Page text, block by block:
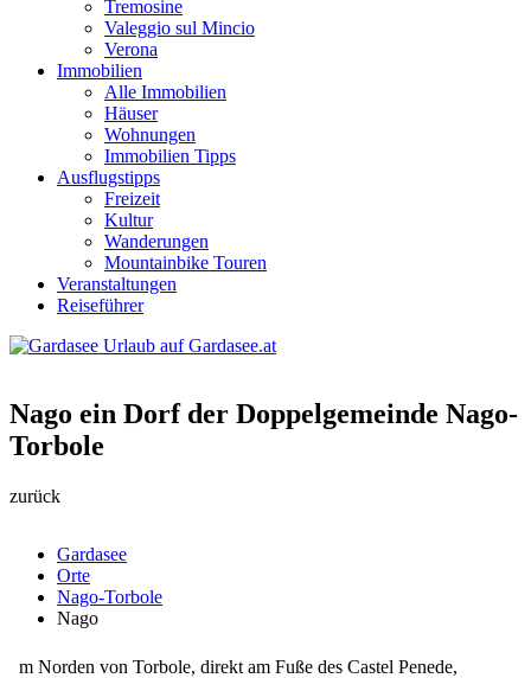
Tremosine
Valeggio sul Mincio
Verona
Immobilien
Alle Immobilien
Häuser
Wohnungen
Immobilien Tipps
Ausflugstipps
Freizeit
Kultur
Wanderungen
Mountainbike Touren
Veranstaltungen
Reiseführer
Nago ein Dorf der Doppelgemeinde Nago-
Torbole
zurück
Gardasee
Orte
Nago-Torbole
Nago
m Norden von Torbole, direkt am Fuße des Castel Penede,